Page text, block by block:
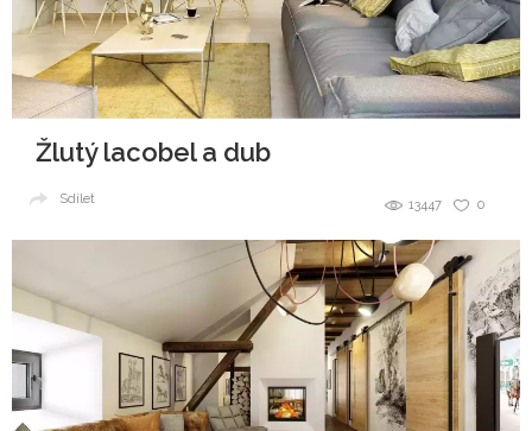
Žlutý lacobel a dub
0
13447
Sdílet